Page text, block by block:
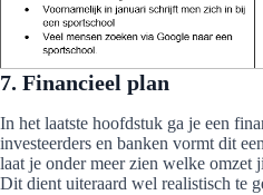
7. Financieel plan
In het laatste hoofdstuk ga je een
investeerders en banken vormt dit
laat je onder meer zien welke omzet
Dit dient uiteraard wel realistisch te